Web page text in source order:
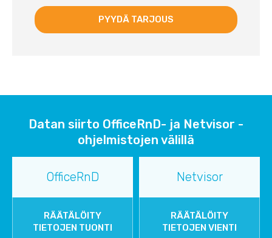
Datan siirto OfficeRnD- ja Netvisor -
ohjelmistojen välillä
OfficeRnD Netvisor
RÄÄTÄLÖITY
TIETOJEN TUONTI
RÄÄTÄLÖITY
TIETOJEN VIENTI